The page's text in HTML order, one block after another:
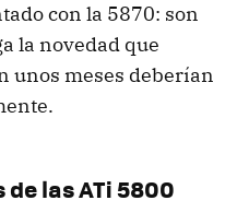
con la 5870: son
la novedad que
unos meses deberían
las ATi 5800